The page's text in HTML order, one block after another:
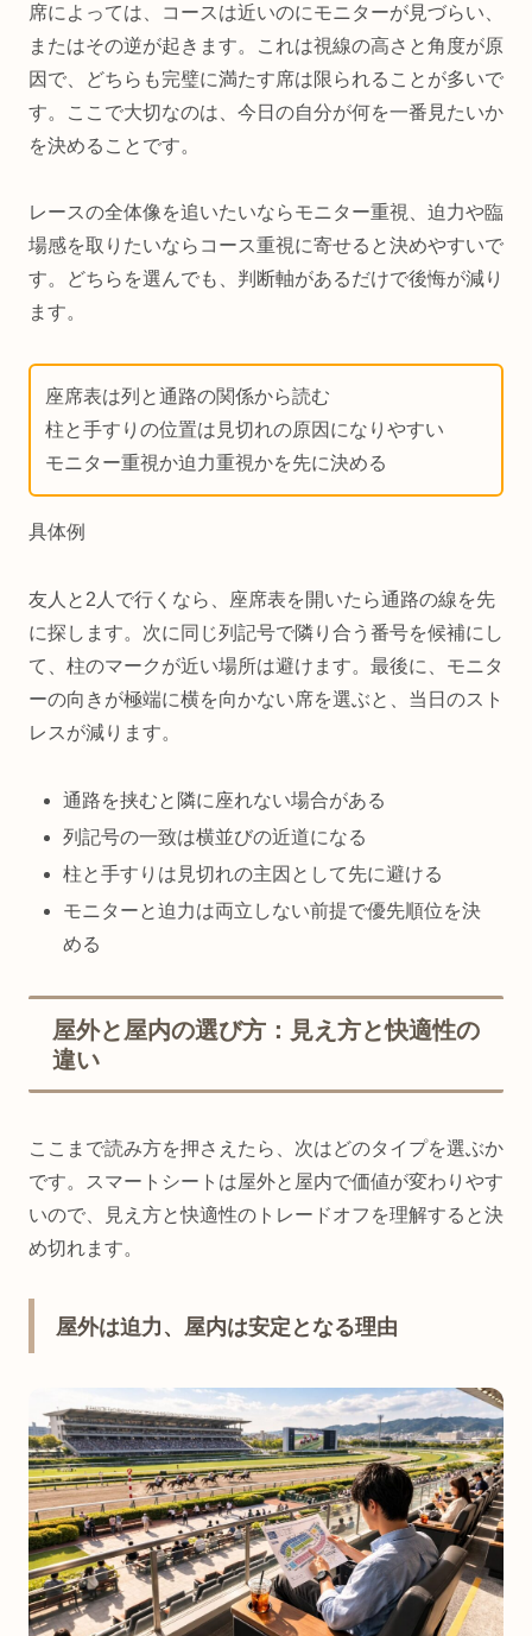
席によっては、コースは近いのにモニターが見づらい、
またはその逆が起きます。これは視線の高さと角度が原
因で、どちらも完璧に満たす席は限られることが多いで
す。ここで大切なのは、今日の自分が何を一番見たいか
を決めることです。
レースの全体像を追いたいならモニター重視、迫力や臨
場感を取りたいならコース重視に寄せると決めやすいで
す。どちらを選んでも、判断軸があるだけで後悔が減り
ます。
座席表は列と通路の関係から読む
柱と手すりの位置は見切れの原因になりやすい
モニター重視か迫力重視かを先に決める
具体例
友人と2人で行くなら、座席表を開いたら通路の線を先
に探します。次に同じ列記号で隣り合う番号を候補にし
て、柱のマークが近い場所は避けます。最後に、モニタ
ーの向きが極端に横を向かない席を選ぶと、当日のスト
レスが減ります。
通路を挟むと隣に座れない場合がある
列記号の一致は横並びの近道になる
柱と手すりは見切れの主因として先に避ける
モニターと迫力は両立しない前提で優先順位を決
める
屋外と屋内の選び方：見え方と快適性の
違い
ここまで読み方を押さえたら、次はどのタイプを選ぶか
です。スマートシートは屋外と屋内で価値が変わりやす
いので、見え方と快適性のトレードオフを理解すると決
め切れます。
屋外は迫力、屋内は安定となる理由